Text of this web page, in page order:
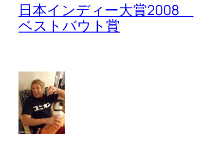
日本インディー大賞2008
ベストバウト賞